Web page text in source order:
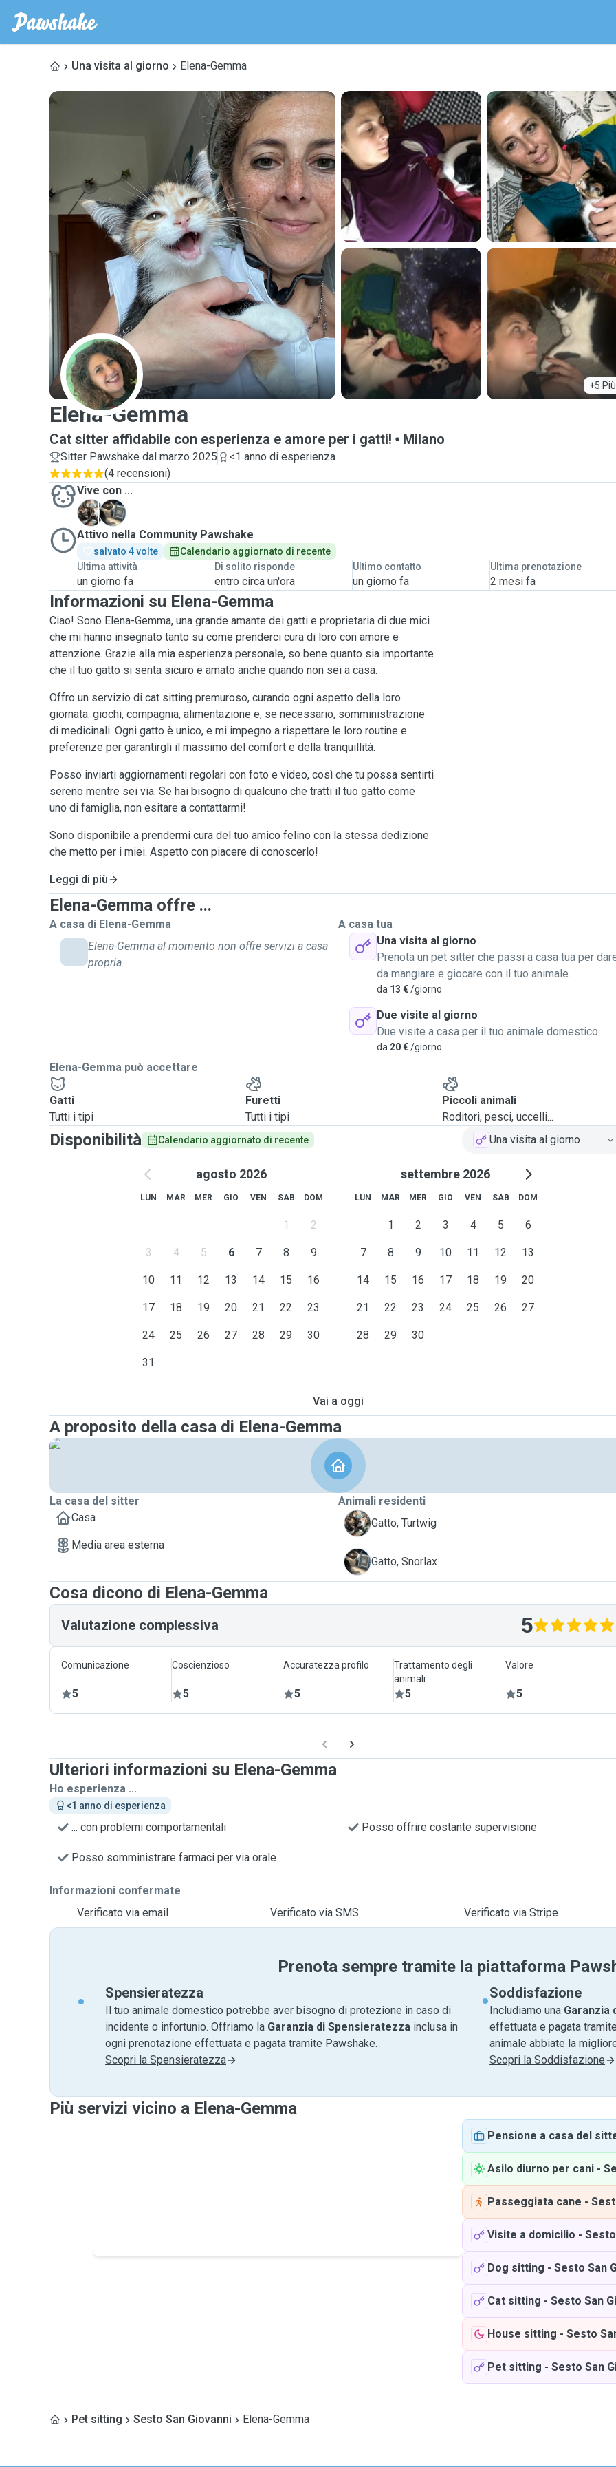
Una visita al giorno Elena-Gemma
+5 Più
E
Elena-Gemma
Cat sitter affidabile con esperienza e amore per i gatti! Milano
Sitter Pawshake dal marzo 2025
<1 anno di esperienza
(4 recensioni)
Vive con ...
T
S
Attivo nella Community Pawshake
salvato 4 volte
Calendario aggiornato di recente
Ultima attività
un giorno fa
Di solito risponde
entro circa un'ora
Ultimo contatto
un giorno fa
Ultima prenotazione
2 mesi fa
Informazioni su Elena-Gemma
Ciao! Sono Elena-Gemma, una grande amante dei gatti e proprietaria di due mici
che mi hanno insegnato tanto su come prenderci cura di loro con amore e
attenzione. Grazie alla mia esperienza personale, so bene quanto sia importante
che il tuo gatto si senta sicuro e amato anche quando non sei a casa.
Offro un servizio di cat sitting premuroso, curando ogni aspetto della loro
giornata: giochi, compagnia, alimentazione e, se necessario, somministrazione
di medicinali. Ogni gatto è unico, e mi impegno a rispettare le loro routine e
preferenze per garantirgli il massimo del comfort e della tranquillità.
Posso inviarti aggiornamenti regolari con foto e video, così che tu possa sentirti
sereno mentre sei via. Se hai bisogno di qualcuno che tratti il tuo gatto come
uno di famiglia, non esitare a contattarmi!
Sono disponibile a prendermi cura del tuo amico felino con la stessa dedizione
che metto per i miei. Aspetto con piacere di conoscerlo!
Leggi di più
Elena-Gemma offre ...
A casa di Elena-Gemma
Elena-Gemma al momento non offre servizi a casa
propria.
A casa tua
Una visita al giorno
Prenota un pet sitter che passi a casa tua per
da mangiare e giocare con il tuo animale.
da 13 €/giorno
Due visite al giorno
Due visite a casa per il tuo animale domestico
da 20 €/giorno
Elena-Gemma può accettare
Gatti
Tutti i tipi
Furetti
Tutti i tipi
Piccoli animali
Roditori, pesci, uccelli...
Disponibilità Calendario aggiornato di recente Una visita al giorno
agosto 2026
LUN MAR MER GIO VEN SAB DOM
1 2
3 4 5 6 7 8 9
10 11 12 13 14 15 16
17 18 19 20 21 22 23
24 25 26 27 28 29 30
31
settembre 2026
LUN MAR MER GIO VEN SAB DOM
1 2 3 4 5 6
7 8 9 10 11 12 13
14 15 16 17 18 19 20
21 22 23 24 25 26 27
28 29 30
Vai a oggi
A proposito della casa di Elena-Gemma
La casa del sitter
Casa
Media area esterna
Animali residenti
T
Gatto, Turtwig
S Gatto, Snorlax
Cosa dicono di Elena-Gemma
Valutazione complessiva 5
Comunicazione
5
Coscienzioso
5
Accuratezza profilo
5
Trattamento degli
animali
5
Valore
5
Ulteriori informazioni su Elena-Gemma
Ho esperienza ...
<1 anno di esperienza
... con problemi comportamentali Posso offrire costante supervisione
Posso somministrare farmaci per via orale
Informazioni confermate
Verificato via email
Verificato via SMS Verificato via Stripe
Prenota sempre tramite la piattaforma
Spensieratezza
Il tuo animale domestico potrebbe aver bisogno di protezione in caso di
incidente o infortunio. Offriamo la Garanzia di Spensieratezza inclusa in
ogni prenotazione effettuata e pagata tramite Pawshake.
Scopri la Spensieratezza
Soddisfazione
Includiamo una Garanzia
effettuata e pagata
animale abbiate la
Scopri la Soddisfazione
Più servizi vicino a Elena-Gemma
Pensione a casa del
Asilo diurno per cani -
Passeggiata cane -
Visite a domicilio -
Dog sitting - Sesto San
Cat sitting - Sesto San
House sitting - Sesto
Pet sitting - Sesto San
Pet sitting Sesto San Giovanni Elena-Gemma